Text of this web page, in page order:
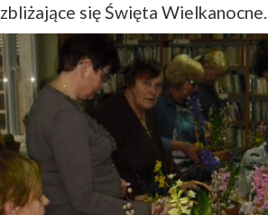
zbliżające się Święta Wielkanocne.